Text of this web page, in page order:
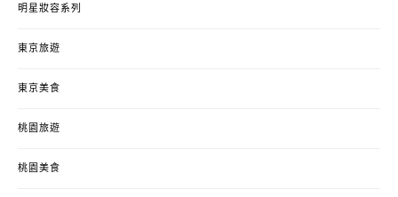
明星妝容系列
東京旅遊
東京美食
桃園旅遊
桃園美食